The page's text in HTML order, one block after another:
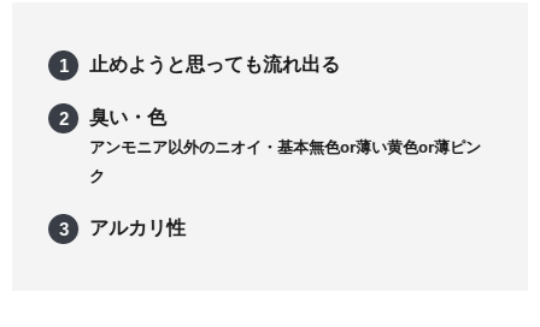
止めようと思っても流れ出る
臭い・色
アンモニア以外のニオイ・基本無色or薄い黄色or薄ピン
ク
アルカリ性